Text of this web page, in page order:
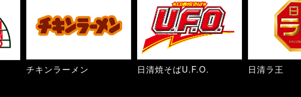
チキンラーメン 日清焼そばU.F.O. 日清ラ王